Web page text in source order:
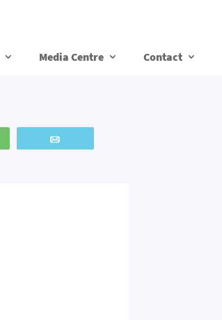
Media Centre Contact